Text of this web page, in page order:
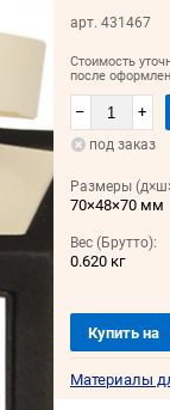
арт. 431467
Стоимость
после
– +
под заказ
Размеры
70×48×70 мм
Вес (Брутто):
0.620 кг
Купить на
Материалы